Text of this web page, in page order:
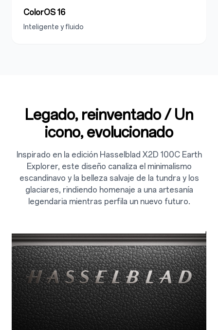
ColorOS 16
Inteligente y fluido
Legado, reinventado / Un
icono, evolucionado
Inspirado en la edición Hasselblad X2D 100C Earth
Explorer, este diseño canaliza el minimalismo
escandinavo y la belleza salvaje de la tundra y los
glaciares, rindiendo homenaje a una artesanía
legendaria mientras perfila un nuevo futuro.